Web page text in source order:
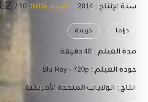
سنة الإنتاج : 2014 تقييم IMDb 10 /
دراما جريمة
مدة الفيلم : 48 دقيقة
جودة الفيلم : Blu-Ray - 720p
انتاج : الولايات المتحدة الأمريكية